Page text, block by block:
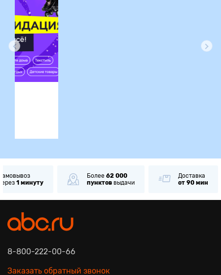
1 минуту
Более 62 000
пунктов выдачи
Доставка
от 90 мин
8-800-222-00-66
Заказать обратный звонок